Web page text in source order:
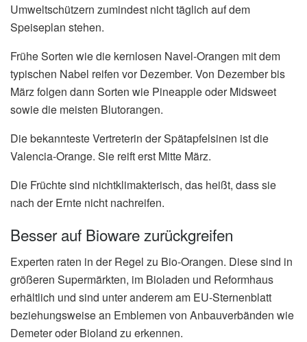
Umweltschützern zumindest nicht täglich auf dem
Speiseplan stehen.
Frühe Sorten wie die kernlosen Navel-Orangen mit dem
typischen Nabel reifen vor Dezember. Von Dezember bis
März folgen dann Sorten wie Pineapple oder Midsweet
sowie die meisten Blutorangen.
Die bekannteste Vertreterin der Spätapfelsinen ist die
Valencia-Orange. Sie reift erst Mitte März.
Die Früchte sind nichtklimakterisch, das heißt, dass sie
nach der Ernte nicht nachreifen.
Besser auf Bioware zurückgreifen
Experten raten in der Regel zu Bio-Orangen. Diese sind in
größeren Supermärkten, im Bioladen und Reformhaus
erhältlich und sind unter anderem am EU-Sternenblatt
beziehungsweise an Emblemen von Anbauverbänden wie
Demeter oder Bioland zu erkennen.